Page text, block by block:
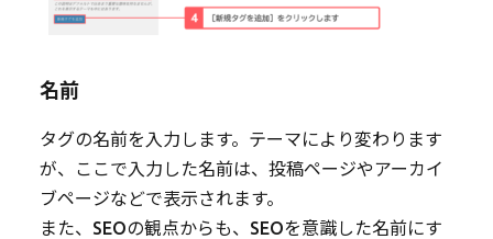
名前
タグの名前を入力します。テーマにより変わります
が、ここで入力した名前は、投稿ページやアーカイ
ブページなどで表示されます。
また、SEOの観点からも、SEOを意識した名前にす